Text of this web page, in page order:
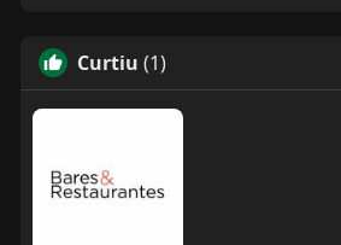
Curtiu (1)